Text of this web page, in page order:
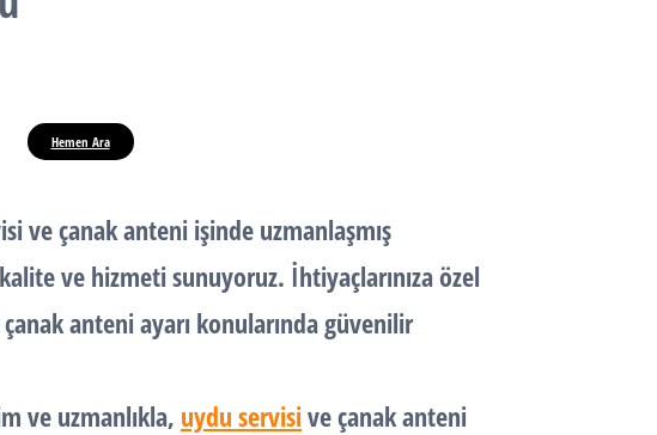
Hemen Ara
veçanak anteni işinde uzmanlaşmış
ve hizmeti sunuyoruz. İhtiyaçlarınıza özel
çanak anteni ayarı konularında güvenilir
ve uzmanlıkla, uydu servisiveçanak anteni